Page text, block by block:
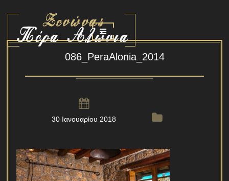
086_PeraAlonia_2014
30 Ιανουαρίου 2018